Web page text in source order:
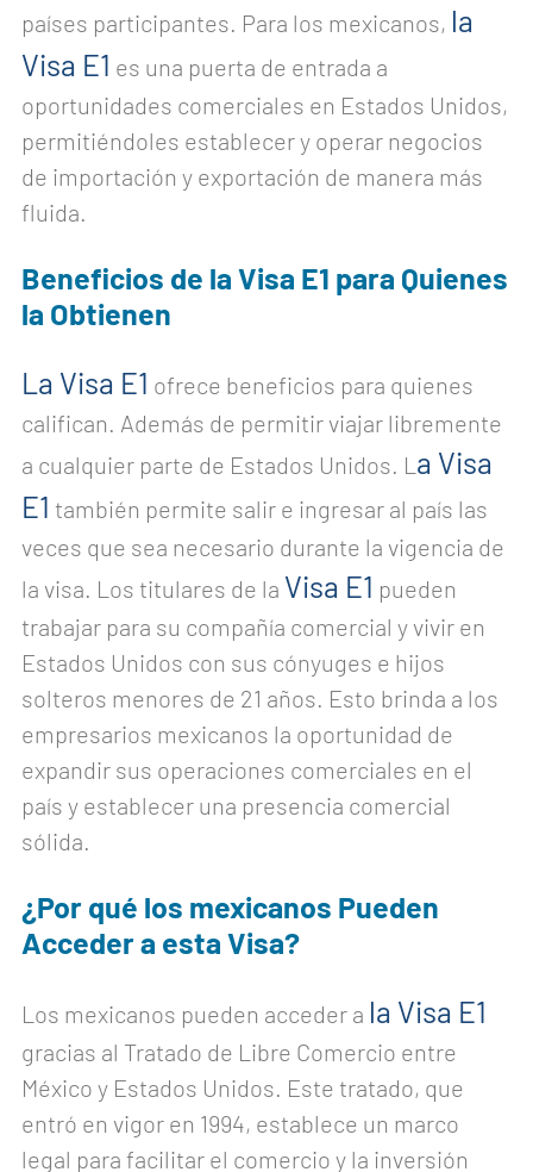
países participantes. Para los mexicanos, la
Visa E1 es una puerta de entrada a
oportunidades comerciales en Estados Unidos,
permitiéndoles establecer y operar negocios
de importación y exportación de manera más
fluida.
Beneficios de la Visa E1 para Quienes
la Obtienen
La Visa E1 ofrece beneficios para quienes
califican. Además de permitir viajar libremente
a cualquier parte de Estados Unidos. L a Visa
E1 también permite salir e ingresar al país las
veces que sea necesario durante la vigencia de
la visa. Los titulares de la Visa E1 pueden
trabajar para su compañía comercial y vivir en
Estados Unidos con sus cónyuges e hijos
solteros menores de 21 años. Esto brinda a los
empresarios mexicanos la oportunidad de
expandir sus operaciones comerciales en el
país y establecer una presencia comercial
sólida.
¿Por qué los mexicanos Pueden
Acceder a esta Visa?
Los mexicanos pueden acceder a la Visa E1
gracias al Tratado de Libre Comercio entre
México y Estados Unidos. Este tratado, que
entró en vigor en 1994, establece un marco
legal para facilitar el comercio y la inversión